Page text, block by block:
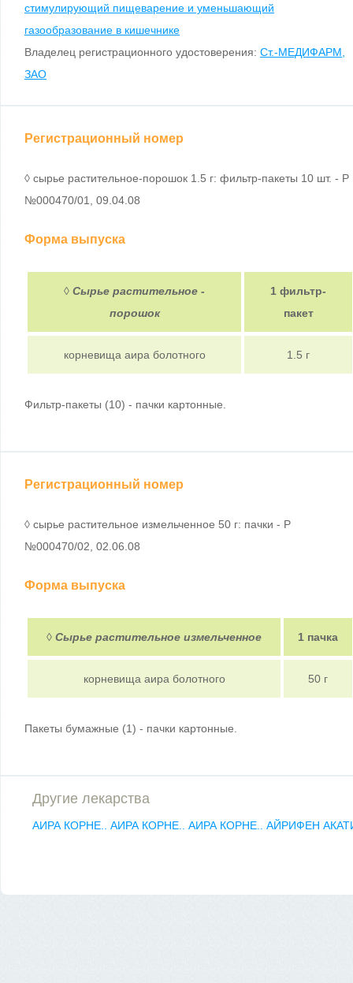
стимулирующий пищеварение и уменьшающий
газообразование в кишечнике
Владелец регистрационного удостоверения: Ст.-МЕДИФАРМ,
ЗАО
Регистрационный номер
◊ сырье растительное-порошок 1.5 г: фильтр-пакеты 10 шт. - Р
№000470/01, 09.04.08
Форма выпуска
◊ Сырье растительное -
порошок
1 фильтр-
пакет
корневища аира болотного 1.5 г
Фильтр-пакеты (10) - пачки картонные.
Регистрационный номер
◊ сырье растительное измельченное 50 г: пачки - Р
№000470/02, 02.06.08
Форма выпуска
◊ Сырье растительное измельченное 1 пачка
корневища аира болотного 50 г
Пакеты бумажные (1) - пачки картонные.
Другие лекарства
АИРА КОРНЕ.. АИРА КОРНЕ.. АИРА КОРНЕ.. АЙРИФЕН